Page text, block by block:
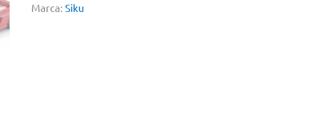
Marca: Siku